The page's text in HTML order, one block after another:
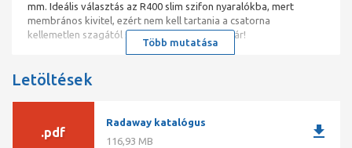
mm. Ideális választás az R400 slim szifon nyaralókba, mert
membrános kivitel, ezért nem kell tartania a csatorna
kellemetlen szagától sem, ha kiszárad a bűzzár!
Több mutatása
Letöltések
.pdf
Radaway katalógus
116,93 MB
download